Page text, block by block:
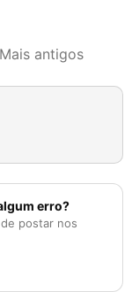
Mais antigos
erro?
postar nos